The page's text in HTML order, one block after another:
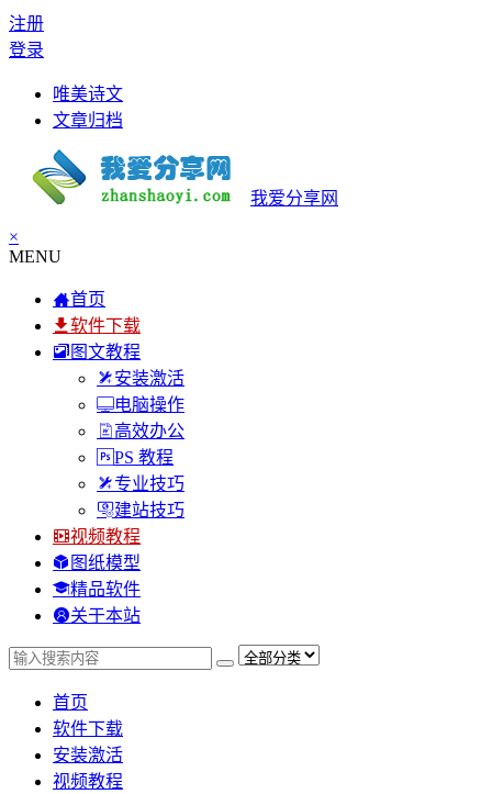
注册
登录
唯美诗文
文章归档
我爱分享网
×
MENU
首页
软件下载
图文教程
安装激活
电脑操作
高效办公
PS 教程
专业技巧
建站技巧
视频教程
图纸模型
精品软件
关于本站
首页
软件下载
安装激活
视频教程